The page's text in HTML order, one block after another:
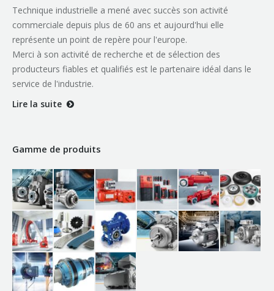
Technique industrielle a mené avec succès son activité
commerciale depuis plus de 60 ans et aujourd'hui elle
représente un point de repère pour l'europe.
Merci à son activité de recherche et de sélection des
producteurs fiables et qualifiés est le partenaire idéal dans le
service de l'industrie.
Lire la suite
Gamme de produits